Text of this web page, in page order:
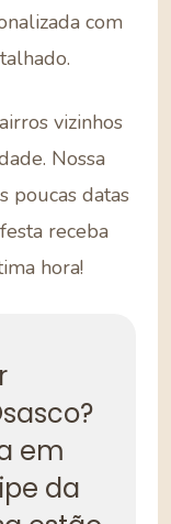
com
vizinhos
Nossa
poucas datas
receba
hora!
em
da